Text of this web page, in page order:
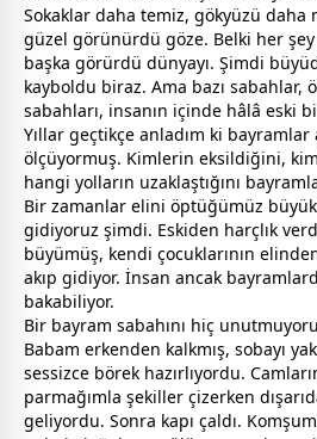
Sokaklar daha temiz, gökyüzü daha
güzel görünürdü göze. Belki her şey
başka görürdü dünyayı. Şimdi
kayboldu biraz. Ama bazı sabahlar,
sabahları, insanın içinde hâlâ eski
Yıllar geçtikçe anladım ki bayramlar
ölçüyormuş. Kimlerin eksildiğini,
hangi yolların uzaklaştığını bayram
Bir zamanlar elini öptüğümüz
gidiyoruz şimdi. Eskiden harçlık
büyümüş, kendi çocuklarının
akıp gidiyor. İnsan ancak bayram
bakabiliyor.
Bir bayram sabahını hiç
Babam erkenden kalkmış, sobayı
sessizce börek hazırlıyordu.
parmağımla şekiller çizerken
geliyordu. Sonra kapı çaldı.